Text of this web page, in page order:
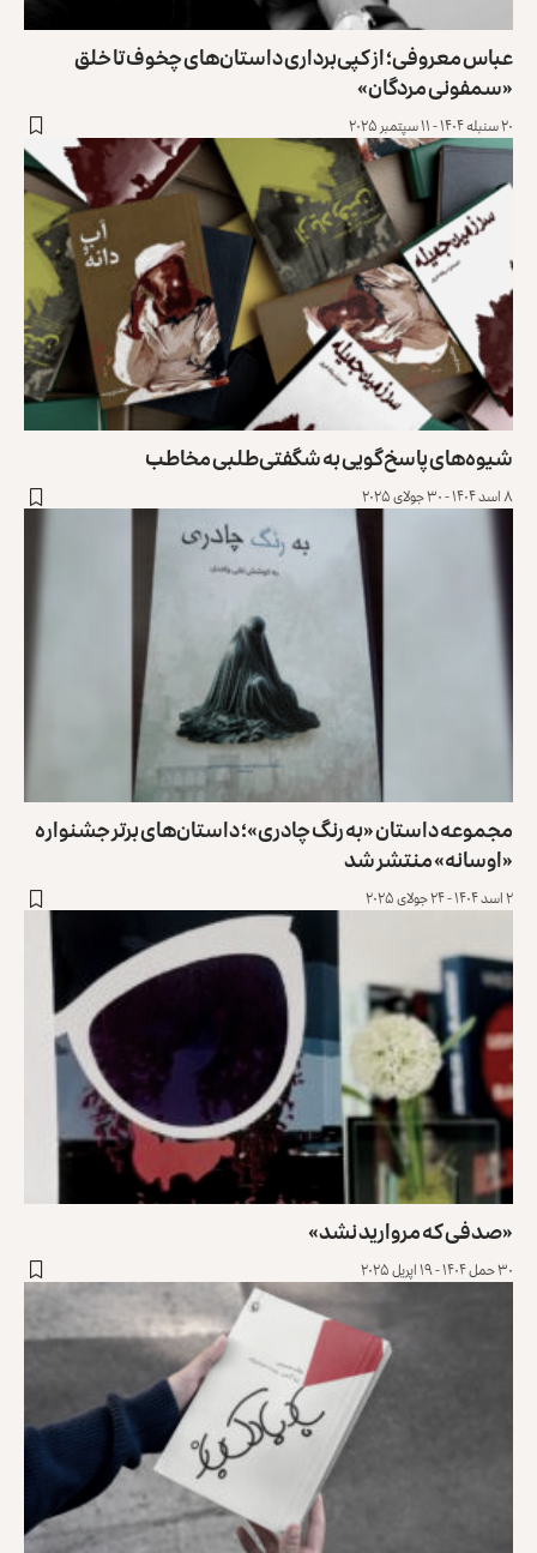
عباس معروفی؛ از کپی‌برداری داستان‌های چخوف تا خلق
«سمفونی مردگان»
۲۰ سنبله ۱۴۰۴ - ۱۱ سپتمبر ۲۰۲۵
شیوه‌های پاسخ‌گویی به شگفتی‌طلبی مخاطب
۸ اسد ۱۴۰۴ - ۳۰ جولای ۲۰۲۵
مجموعه داستان «به رنگ چادری»؛ داستان‌های برتر جشنواره
«اوسانه» منتشر شد
۲ اسد ۱۴۰۴ - ۲۴ جولای ۲۰۲۵
«صدفی که مروارید نشد»
۳۰ حمل ۱۴۰۴ - ۱۹ اپریل ۲۰۲۵